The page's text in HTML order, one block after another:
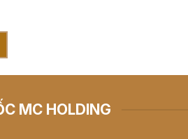
MC HOLDING